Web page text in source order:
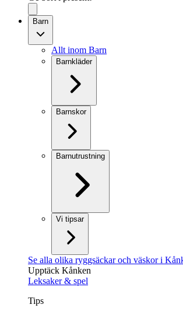
Barn
Allt inom Barn
Barnkläder
Barnskor
Barnutrustning
Vi tipsar
Se alla olika ryggsäckar och väskor i
Upptäck Kånken
Leksaker & spel
Tips